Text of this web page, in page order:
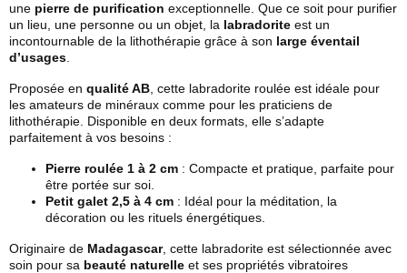
une pierre de purification exceptionnelle. Que ce soit pour purifier
un lieu, une personne ou un objet, la labradorite est un
incontournable de la lithothérapie grâce à son large éventail
d’usages
Proposée en qualité AB , cette labradorite roulée est idéale pour
les amateurs de minéraux comme pour les praticiens de
lithothérapie. Disponible en deux formats, elle s’adapte
parfaitement à vos besoins :
Pierre roulée 1 à 2 cm : Compacte et pratique, parfaite pour
être portée sur soi.
Petit galet 2,5 à 4 cm : Idéal pour la méditation, la
décoration ou les rituels énergétiques.
Originaire de Madagascar, cette labradorite est sélectionnée avec
soin pour sa beauté naturelle et ses propriétés vibratoires